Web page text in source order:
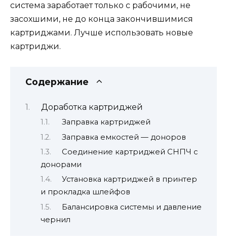
система заработает только с рабочими, не
засохшими, не до конца закончившимися
картриджами. Лучше использовать новые
картриджи.
Содержание
Доработка картриджей
Заправка картриджей
Заправка емкостей — доноров
Соединение картриджей СНПЧ с
донорами
Установка картриджей в принтер
и прокладка шлейфов
Балансировка системы и давление
чернил